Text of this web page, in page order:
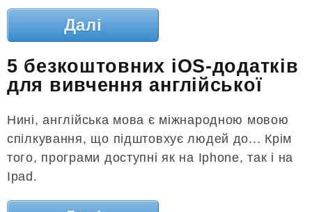
Далі
5 безкоштовних iOS-додатків
для вивчення англійської
Нині, англійська мова є міжнародною мовою
спілкування, що підштовхує людей до... Крім
того, програми доступні як на Iphone, так і на
Ipad.